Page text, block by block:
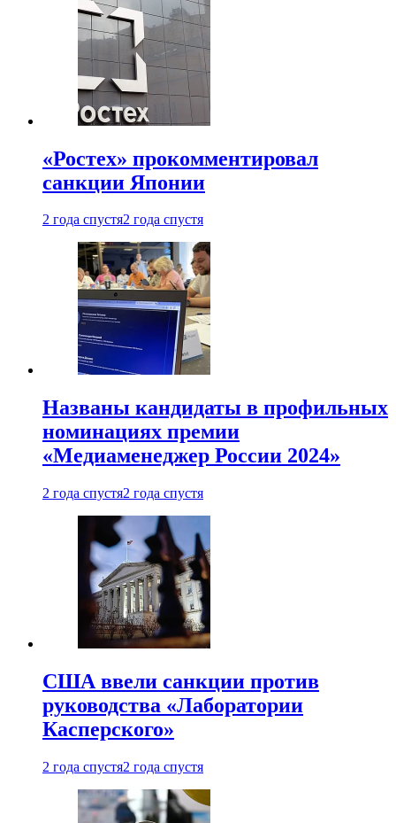
«Ростех» прокомментировал
санкции Японии
2 года спустя2 года спустя
Названы кандидаты в профильных
номинациях премии
«Медиаменеджер России 2024»
2 года спустя2 года спустя
США ввели санкции против
руководства «Лаборатории
Касперского»
2 года спустя2 года спустя